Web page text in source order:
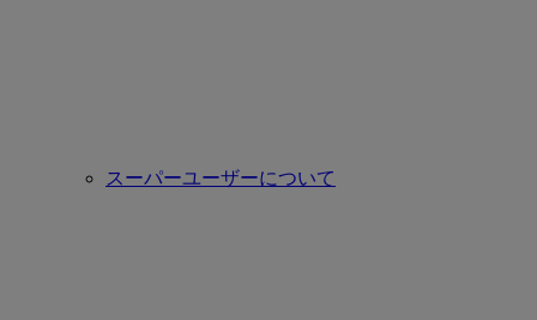
スーパーユーザーについて